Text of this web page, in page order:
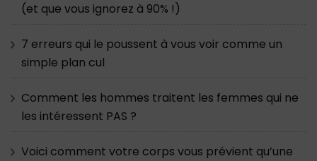
(et que vous ignorez à 90% !)
7 erreurs qui le poussent à vous voir comme un
simple plan cul
Comment les hommes traitent les femmes qui ne
les intéressent PAS ?
Voici comment votre corps vous prévient qu’une